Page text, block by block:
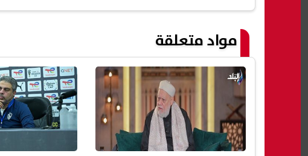
مواد متعلقة